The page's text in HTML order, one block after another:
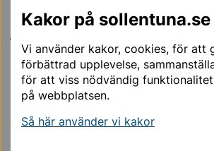
Kakor på sollentuna.se
Vi använder kakor, cookies, för att
förbättrad upplevelse,
för att viss nödvändig
på webbplatsen.
Så här använder vi kakor
Nya byggregler började
juli 2025
Boverkets nya byggregler började
2025. Under övergångsperioden
2026 kunde byggherrar välja mellan
endast de nya byggreglerna.